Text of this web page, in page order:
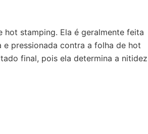
stamping. Ela é geralmente feita
pressionada contra a folha de hot
final, pois ela determina a